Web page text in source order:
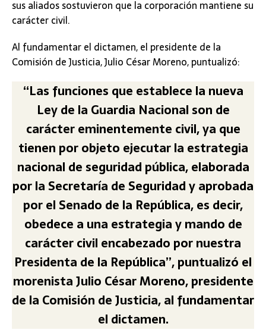
sus aliados sostuvieron que la corporación mantiene su
carácter civil.
Al fundamentar el dictamen, el presidente de la
Comisión de Justicia, Julio César Moreno, puntualizó:
“Las funciones que establece la nueva
Ley de la Guardia Nacional son de
carácter eminentemente civil, ya que
tienen por objeto ejecutar la estrategia
nacional de seguridad pública, elaborada
por la Secretaría de Seguridad y aprobada
por el Senado de la República, es decir,
obedece a una estrategia y mando de
carácter civil encabezado por nuestra
Presidenta de la República”, puntualizó el
morenista Julio César Moreno, presidente
de la Comisión de Justicia, al fundamentar
el dictamen.